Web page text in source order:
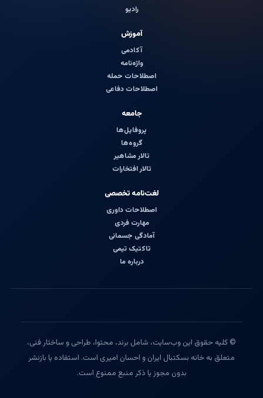
رادیو
آموزش
آکادمی
واژه‌نامه
اصطلاحات حمله
اصطلاحات دفاعی
جامعه
پروفایل‌ها
گروه‌ها
تالار مشاهیر
تالار افتخارات
لغت‌نامه تخصصی
اصطلاحات داوری
مهارت فردی
آمادگی جسمانی
تاکتیک تیمی
درباره ما
© کلیه حقوق این وب‌سایت، شامل برند، محتوا، طراحی و ساختار فنی،
متعلق به خانه بسکتبال ایران و احسان امیری است. استفاده یا بازنشر
بدون مجوز یا ذکر منبع ممنوع است.